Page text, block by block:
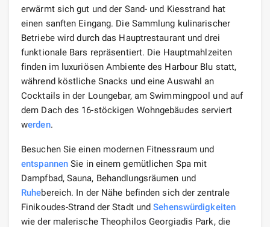
erwärmt sich gut und der Sand- und Kiesstrand hat
einen sanften Eingang. Die Sammlung kulinarischer
Betriebe wird durch das Hauptrestaurant und drei
funktionale Bars repräsentiert. Die Hauptmahlzeiten
finden im luxuriösen Ambiente des Harbour Blu statt,
während köstliche Snacks und eine Auswahl an
Cocktails in der Loungebar, am Swimmingpool und auf
dem Dach des 16-stöckigen Wohngebäudes serviert
werden.
Besuchen Sie einen modernen Fitnessraum und
entspannen Sie in einem gemütlichen Spa mit
Dampfbad, Sauna, Behandlungsräumen und
Ruhebereich. In der Nähe befinden sich der zentrale
Finikoudes-Strand der Stadt undSehenswürdigkeiten
wie der malerische Theophilos Georgiadis Park, die